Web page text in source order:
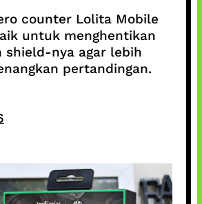
counter Lolita Mobile
untuk menghentikan
shield-nya agar lebih
pertandingan.